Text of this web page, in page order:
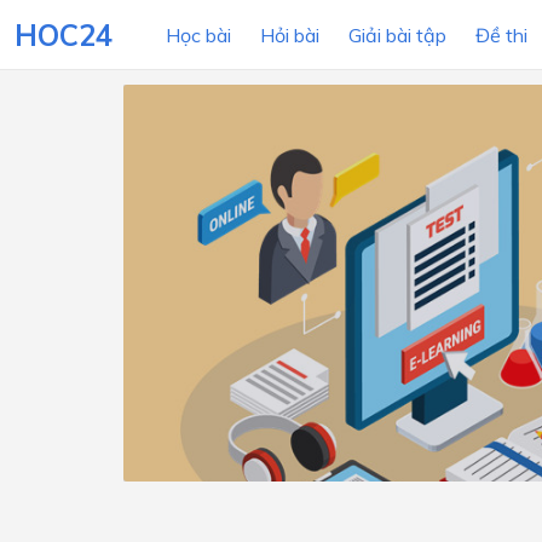
HOC24 Học bài Hỏi bài Giải bài tập Đề thi
LỚP HỌC
Lớp 12
Lớp 8
Lớp 7